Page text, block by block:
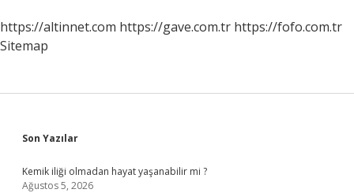
https://altinnet.com https://gave.com.tr https://fofo.com.tr
Sitemap
Sidebar
Son Yazılar
Kemik iliği olmadan hayat yaşanabilir mi ?
Ağustos 5, 2026